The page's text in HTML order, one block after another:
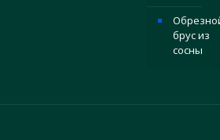
брус из
сосны